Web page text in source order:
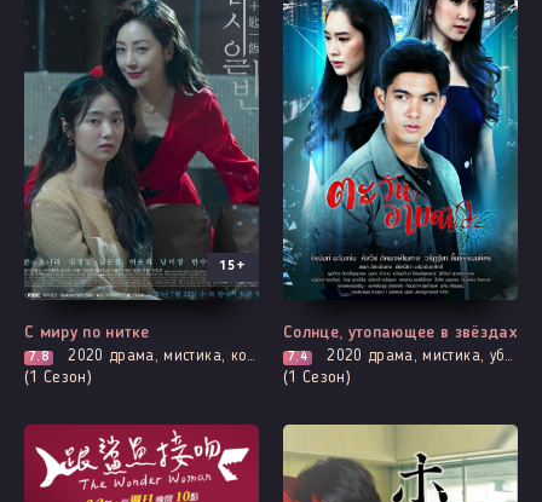
Все серии
15+
С миру по нитке
7.8 2020 драма, мистика, комедия, мелодрама, расследование, триллер, смерть
(1 Сезон)
Все серии
Солнце, утопающее в звёздах
7.4 2020 драма, мистика, убийство, адаптация новел, расследование, романтика, смерть
(1 Сезон)